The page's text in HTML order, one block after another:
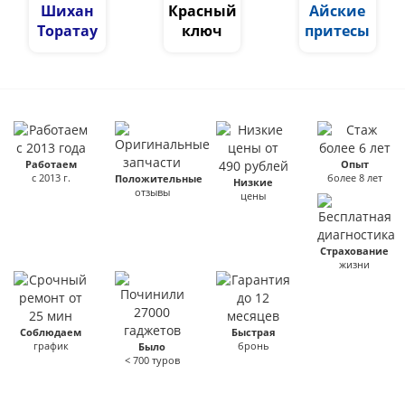
Шихан
Торатау
Красный
ключ
Айские
притесы
Работаем
с 2013 г.
Положительные
отзывы
Низкие
цены
Опыт
более 8 лет
Страхование
жизни
Соблюдаем
график
Было
< 700 туров
Быстрая
бронь